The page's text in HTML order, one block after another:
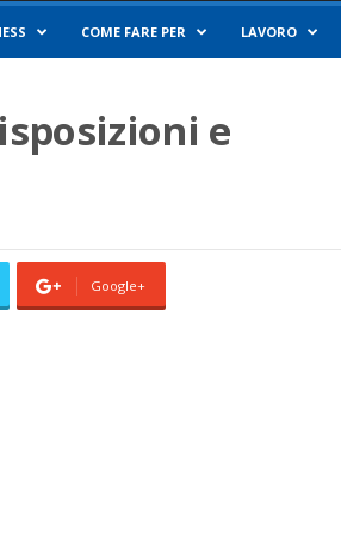
COME FARE PER LAVORO
e
Google+